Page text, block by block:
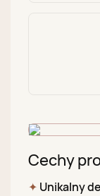
Cechy
✦ Unikalny